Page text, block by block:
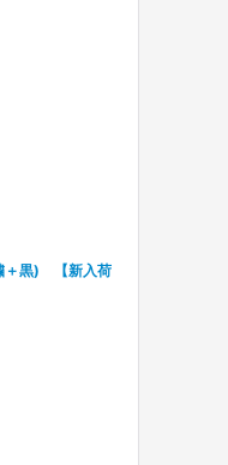
＋黒) 【新入荷